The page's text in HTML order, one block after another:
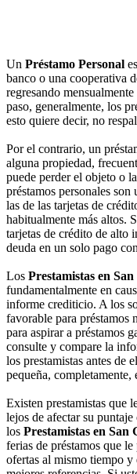
Un Préstamo Personal
banco o una cooperativa
regresando
paso, generalmente, los
esto quiere decir, no
Por el contrario, un
alguna propiedad,
puede perder el objeto o
préstamos personales son
las de las tarjetas de
habitualmente más altos.
tarjetas de crédito de alto
deuda en un solo pago
Los Prestamistas en
fundamentalmente en
informe crediticio. A los
favorable para préstamos
para aspirar a préstamos
consulte y compare la
los prestamistas antes de
pequeña,
Existen prestamistas que
lejos de afectar su
los Prestamistas en San
ferias de préstamos que
ofertas al mismo tiempo y